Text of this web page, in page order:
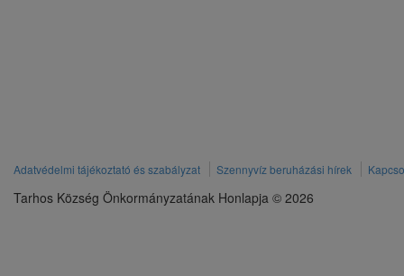
Adatvédelmi tájékoztató és szabályzat Szennyvíz beruházási hírek
Tarhos Község Önkormányzatának Honlapja © 2026